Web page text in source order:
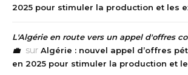
2025 pour stimuler la production et les
L'Algérie en route vers un appel d'offres
💼
sur Algérie : nouvel appel d’offres
en 2025 pour stimuler la production et